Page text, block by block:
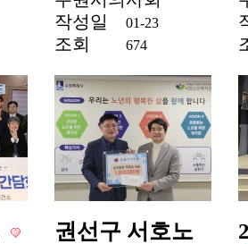
작성일
01-23
조회 674
권선구 서호노